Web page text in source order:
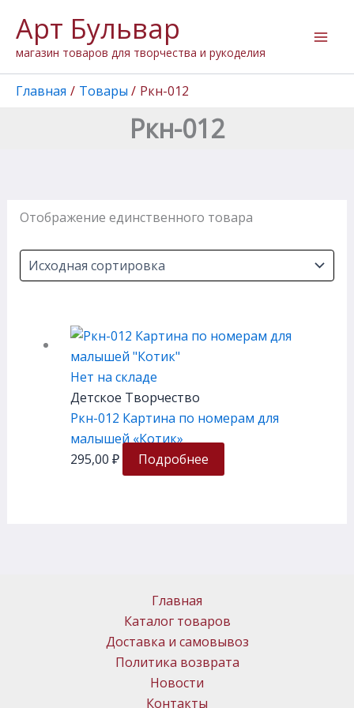
содержимому
Арт Бульвар
магазин товаров для творчества и рукоделия
Главная Товары Ркн-012
Ркн-012
Отображение единственного товара
Нет на складе
Детское Творчество
Ркн-012 Картина по номерам для
малышей «Котик»
295,00 ₽ Подробнее
Главная
Каталог товаров
Доставка и самовывоз
Политика возврата
Новости
Контакты